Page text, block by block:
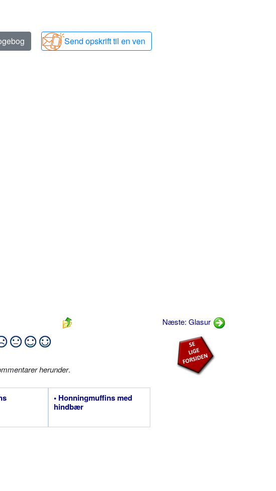
Send opskrift til en ven
Næste: Glasur
herunder.
• Honningmuffins med
hindbær